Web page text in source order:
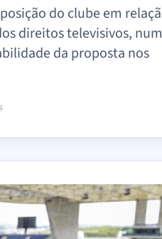
do clube em
direitos televisivos,
da proposta nos